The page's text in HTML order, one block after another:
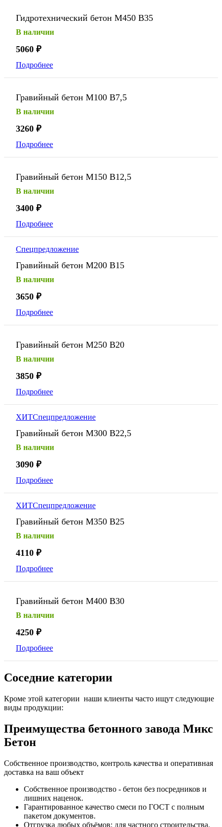
Гидротехнический бетон М450 В35
В наличии
5060 ₽
Подробнее
Гравийный бетон М100 В7,5
В наличии
3260 ₽
Подробнее
Гравийный бетон М150 В12,5
В наличии
3400 ₽
Подробнее
Спецпредложение
Гравийный бетон М200 В15
В наличии
3650 ₽
Подробнее
Гравийный бетон М250 В20
В наличии
3850 ₽
Подробнее
ХИТСпецпредложение
Гравийный бетон М300 В22,5
В наличии
3090 ₽
Подробнее
ХИТСпецпредложение
Гравийный бетон М350 В25
В наличии
4110 ₽
Подробнее
Гравийный бетон М400 В30
В наличии
4250 ₽
Подробнее
Соседние категории
Кроме этой категории наши клиенты часто ищут следующие
виды продукции:
Преимущества бетонного завода Микс
Бетон
Собственное производство, контроль качества и оперативная
доставка на ваш объект
Собственное производство - бетон без посредников и
лишних наценок.
Гарантированное качество смеси по ГОСТ с полным
пакетом документов.
Отгрузка любых объёмов: для частного строительства,